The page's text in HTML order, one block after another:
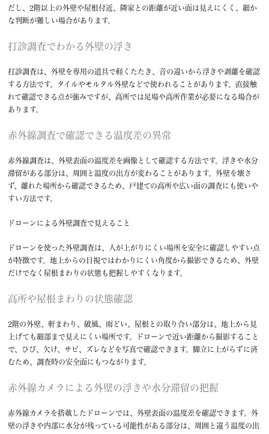
だし、2階以上の外壁や屋根付近、隣家との距離が近い面は見えにくく、細か
な判断が難しい場合があります。
打診調査でわかる外壁の浮き
打診調査は、外壁を専用の道具で軽くたたき、音の違いから浮きや剥離を確認
する方法です。タイルやモルタル外壁などで使われることがあります。直接触
れて確認できる点が強みですが、高所では足場や高所作業が必要になる場合が
あります。
赤外線調査で確認できる温度差の異常
赤外線調査は、外壁表面の温度差を画像として確認する方法です。浮きや水分
滞留がある部分は、周囲と温度の出方が変わることがあります。外壁を壊さ
ず、離れた場所から確認できるため、戸建ての高所や広い面の調査にも使いや
すい方法です。
ドローンによる外壁調査で見えること
ドローンを使った外壁調査は、人が上がりにくい場所を安全に確認しやすい点
が特徴です。地上からの目視ではわかりにくい角度から撮影できるため、外壁
だけでなく屋根まわりの状態も把握しやすくなります。
高所や屋根まわりの状態確認
2階の外壁、軒まわり、破風、雨どい、屋根との取り合い部分は、地上から見
上げても細部まで見えにくい場所です。ドローンで近い距離から撮影すること
で、ひび、欠け、サビ、ズレなどを写真で確認できます。脚立に上がらずに済
むため、調査時の安全面にもつながります。
赤外線カメラによる外壁の浮きや水分滞留の把握
赤外線カメラを搭載したドローンでは、外壁表面の温度差を確認できます。外
壁の浮きや内部に水分が残っている可能性がある部分は、周囲と違う温度の出